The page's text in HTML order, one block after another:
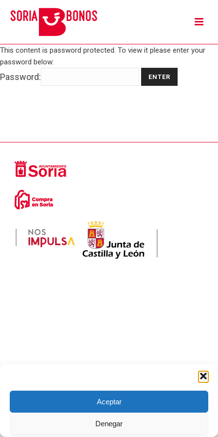
que podamos mejorar tu experiencia en nuestro
Aceptar
Denegar
This content is password protected. To view it please enter your
password below:
Password: